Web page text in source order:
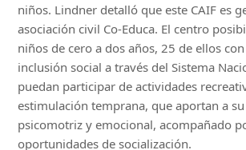
niños. Lindner detalló que este CAIF es
asociación civil Co-Educa. El centro
niños de cero a dos años, 25 de ellos
inclusión social a través del Sistema
puedan participar de actividades
estimulación temprana, que aportan a
psicomotriz y emocional, acompañado
oportunidades de socialización.